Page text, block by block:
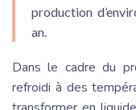
production
an.
Dans le cadre du
refroidi à des